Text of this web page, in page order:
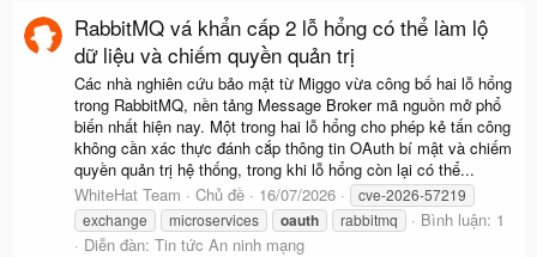
RabbitMQ vá khẩn cấp 2 lỗ hổng có thể làm lộ
dữ liệu và chiếm quyền quản trị
Các nhà nghiên cứu bảo mật từ Miggo vừa công bố hai lỗ hổng
trong RabbitMQ, nền tảng Message Broker mã nguồn mở phổ
biến nhất hiện nay. Một trong hai lỗ hổng cho phép kẻ tấn công
không cần xác thực đánh cắp thông tin OAuth bí mật và chiếm
quyền quản trị hệ thống, trong khi lỗ hổng còn lại có thể...
WhiteHat Team
Chủ đề 16/07/2026
cve-2026-57219
exchange
microservices oauth rabbitmq
Bình luận: 1
Diễn đàn: Tin tức An ninh mạng